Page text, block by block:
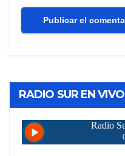
RADIO SUR EN VIVO